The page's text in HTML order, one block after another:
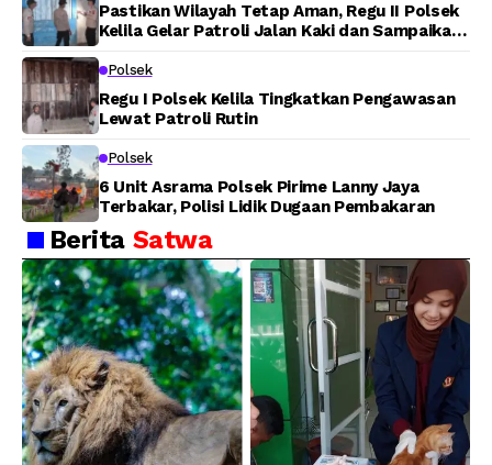
Pastikan Wilayah Tetap Aman, Regu II Polsek
Kelila Gelar Patroli Jalan Kaki dan Sampaikan
Polsek
Regu I Polsek Kelila Tingkatkan Pengawasan
Lewat Patroli Rutin
Polsek
6 Unit Asrama Polsek Pirime Lanny Jaya
Terbakar, Polisi Lidik Dugaan Pembakaran
Berita Satwa